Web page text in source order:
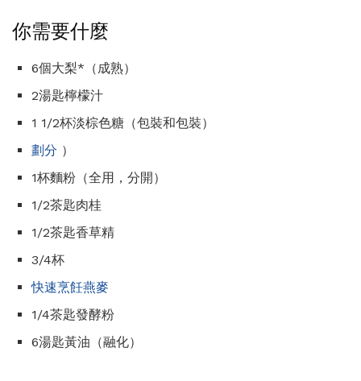
你需要什麼
6個大梨*（成熟）
2湯匙檸檬汁
1 1/2杯淡棕色糖（包裝和包裝）
劃分 ）
1杯麵粉（全用，分開）
1/2茶匙肉桂
1/2茶匙香草精
3/4杯
快速烹飪燕麥
1/4茶匙發酵粉
6湯匙黃油（融化）